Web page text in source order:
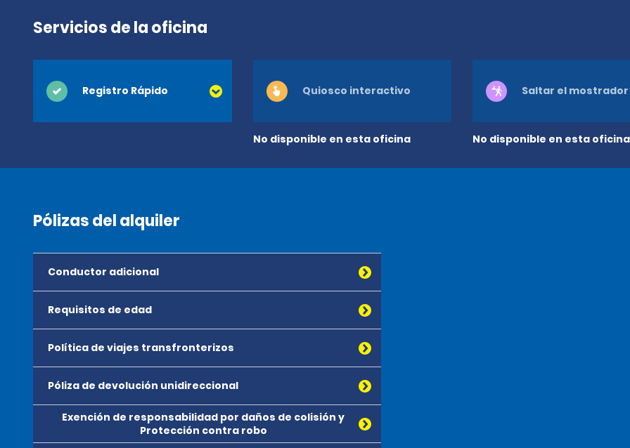
Servicios de la oficina
Registro Rápido
No disponible en esta oficina
Quiosco interactivo
No disponible en esta oficina
Saltar el mostrador
Pólizas del alquiler
Conductor adicional
Requisitos de edad
Política de viajes transfronterizos
Póliza de devolución unidireccional
Exención de responsabilidad por daños de colisión y
Protección contra robo